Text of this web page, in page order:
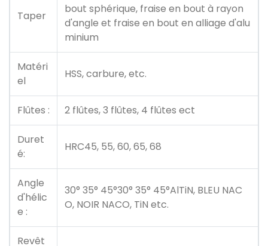
Taper
bout sphérique, fraise en bout à rayon
d'angle et fraise en bout en alliage d'alu
minium
Matéri
el
HSS, carbure, etc.
Flûtes : 2 flûtes, 3 flûtes, 4 flûtes ect
Duret
é:
HRC45, 55, 60, 65, 68
Angle
d'hélic
e :
30° 35° 45°30° 35° 45°AlTiN, BLEU NAC
O, NOIR NACO, TiN etc.
Revêt